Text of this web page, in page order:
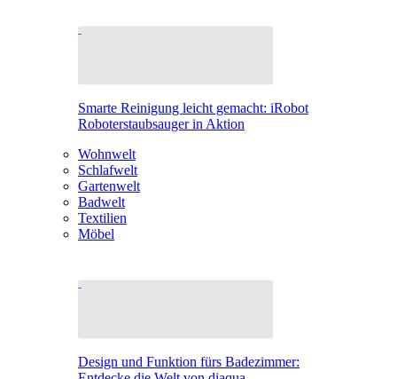
Smarte Reinigung leicht gemacht: iRobot
Roboterstaubsauger in Aktion
Wohnwelt
Schlafwelt
Gartenwelt
Badwelt
Textilien
Möbel
Design und Funktion fürs Badezimmer: